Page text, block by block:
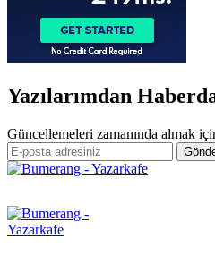
Yazılarımdan
Güncellemeleri zamanında almak